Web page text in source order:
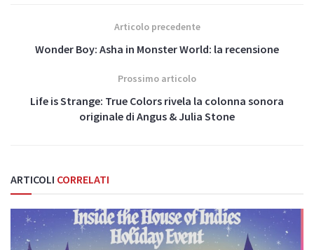
Articolo precedente
Wonder Boy: Asha in Monster World: la recensione
Prossimo articolo
Life is Strange: True Colors rivela la colonna sonora
originale di Angus & Julia Stone
ARTICOLI CORRELATI